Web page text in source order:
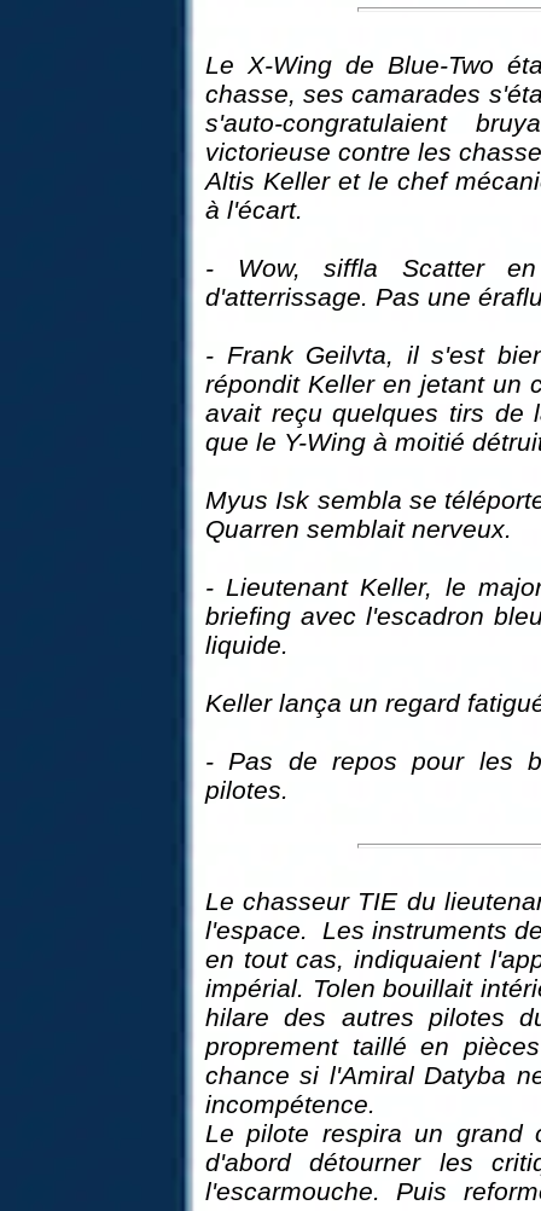
Le X-Wing de Blue-Two
chasse, ses camarades
s'auto-congratulaient
victorieuse contre les
Altis Keller et le chef
à l'écart.
- Wow, siffla Scatter
d'atterrissage. Pas une
- Frank Geilvta, il s'est
répondit Keller en jetant un
avait reçu quelques tirs de
que le Y-Wing à moitié
Myus Isk sembla se
Quarren semblait nerveux.
- Lieutenant Keller, le
briefing avec l'escadron
liquide.
Keller lança un regard
- Pas de repos pour les
pilotes.
Le chasseur TIE du
l'espace. Les instruments
en tout cas, indiquaient
impérial. Tolen bouillait
hilare des autres pilotes
proprement taillé en
chance si l'Amiral Datyba
incompétence.
Le pilote respira un grand
d'abord détourner les
l'escarmouche. Puis